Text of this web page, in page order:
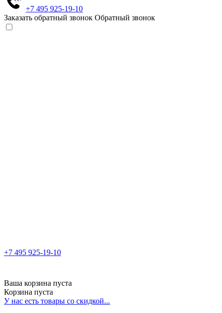
+7 495 925-19-10
Заказать обратный звонок Обратный звонок
+7 495 925-19-10
Ваша корзина пуста
Корзина пуста
У нас есть товары со скидкой...